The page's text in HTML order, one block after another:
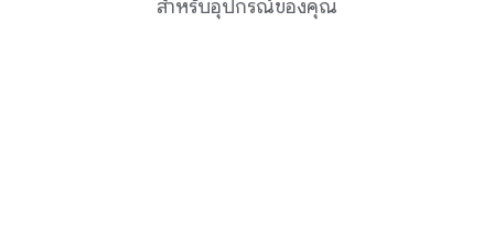
สำหรับอุปกรณ์ของคุณ